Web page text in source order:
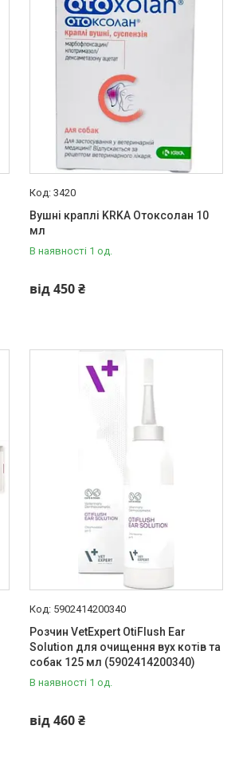
3420
Вушні краплі KRKA Отоксолан 10
мл
В наявності 1 од.
від 450 ₴
5902414200340
Розчин VetExpert OtiFlush Ear
Solution для очищення вух котів та
собак 125 мл (5902414200340)
В наявності 1 од.
від 460 ₴